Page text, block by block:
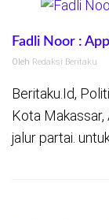
Fadli Noor :
Oleh Redaksi Beritaku
Beritaku.Id,
Kota
jalur partai.